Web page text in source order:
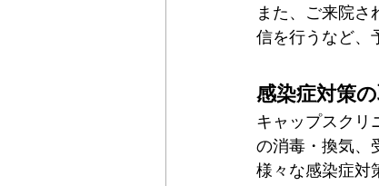
また、ご来院
信を行うなど、
感染症対策
キャップスクリ
の消毒・換気、
様々な感染症対